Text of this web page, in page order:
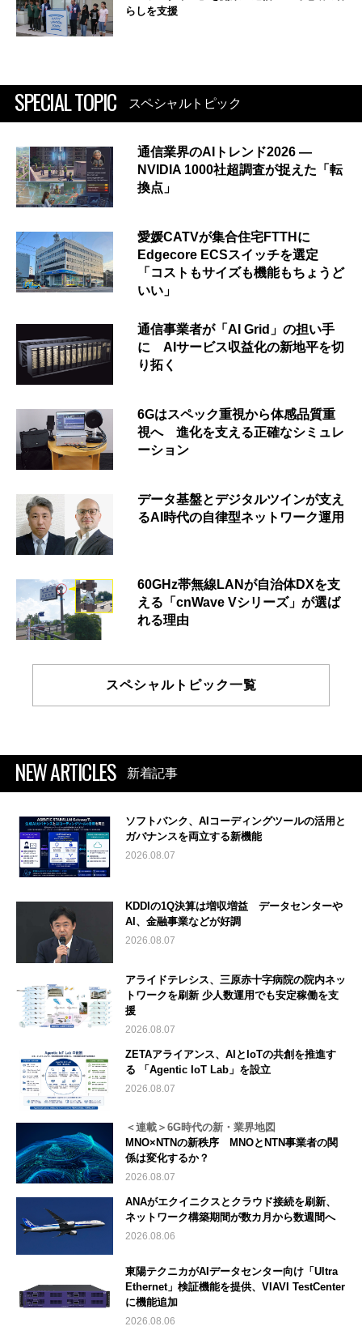
らしを支援
SPECIAL TOPIC スペシャルトピック
通信業界のAIトレンド2026 ―
NVIDIA 1000社超調査が捉えた「転
換点」
愛媛CATVが集合住宅FTTHに
Edgecore ECSスイッチを選定
「コストもサイズも機能もちょうど
いい」
通信事業者が「AI Grid」の担い手
に AIサービス収益化の新地平を切
り拓く
6Gはスペック重視から体感品質重
視へ 進化を支える正確なシミュレ
ーション
データ基盤とデジタルツインが支え
るAI時代の自律型ネットワーク運用
60GHz帯無線LANが自治体DXを支
える「cnWave Vシリーズ」が選ば
れる理由
スペシャルトピック一覧
NEW ARTICLES 新着記事
ソフトバンク、AIコーディングツールの活用と
ガバナンスを両立する新機能
2026.08.07
KDDIの1Q決算は増収増益 データセンターや
AI、金融事業などが好調
2026.08.07
アライドテレシス、三原赤十字病院の院内ネッ
トワークを刷新 少人数運用でも安定稼働を支
援
2026.08.07
ZETAアライアンス、AIとIoTの共創を推進す
る 「Agentic IoT Lab」を設立
2026.08.07
＜連載＞6G時代の新・業界地図
MNO×NTNの新秩序 MNOとNTN事業者の関
係は変化するか？
2026.08.07
ANAがエクイニクスとクラウド接続を刷新、
ネットワーク構築期間が数カ月から数週間へ
2026.08.06
東陽テクニカがAIデータセンター向け「Ultra
Ethernet」検証機能を提供、VIAVI TestCenter
に機能追加
2026.08.06